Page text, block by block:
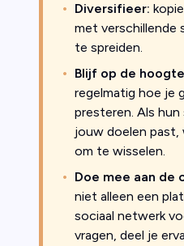
Diversifieer:
met verschillende
te spreiden.
Blijf op de
regelmatig hoe je
presteren. Als
jouw doelen past,
om te wisselen.
Doe mee aan de
niet alleen een
sociaal netwerk
vragen, deel je